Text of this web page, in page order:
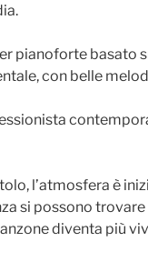
pianoforte basato
con belle
l’atmosfera è
si possono
diventa più